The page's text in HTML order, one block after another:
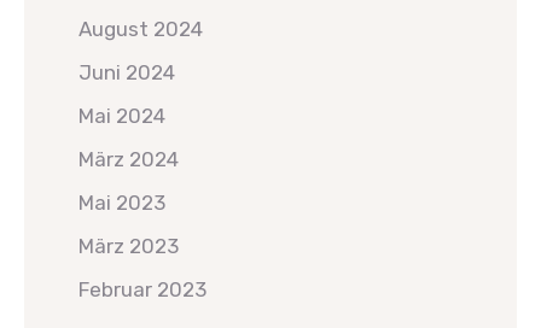
August 2024
Juni 2024
Mai 2024
März 2024
Mai 2023
März 2023
Februar 2023